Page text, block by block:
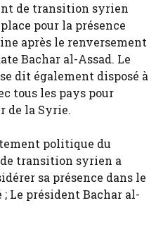
de transition syrien
pour la présence
après le renversement
Bachar al-Assad. Le
dit également disposé à
tous les pays pour
de la Syrie.
politique du
transition syrien a
sa présence dans le
Le président Bachar al-